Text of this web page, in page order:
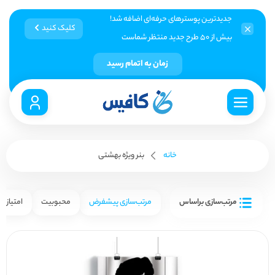
جدیدترین پوسترهای حرفه‌ای اضافه شد!
بیش از ۵۰ طرح جدید منتظر شماست
کلیک کنید
زمان به اتمام رسید
خانه بنر ویژه بهشتی
مرتب‌سازی براساس مرتب‌سازی پیشفرض محبوبیت امتیاز